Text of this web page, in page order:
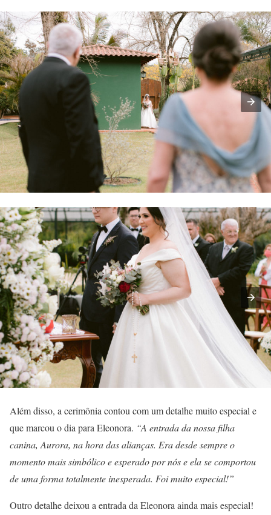
Além disso, a cerimônia contou com um detalhe muito especial e
que marcou o dia para Eleonora. “A entrada da nossa filha
canina, Aurora, na hora das alianças. Era desde sempre o
momento mais simbólico e esperado por nós e ela se comportou
de uma forma totalmente inesperada. Foi muito especial!”
Outro detalhe deixou a entrada da Eleonora ainda mais especial!